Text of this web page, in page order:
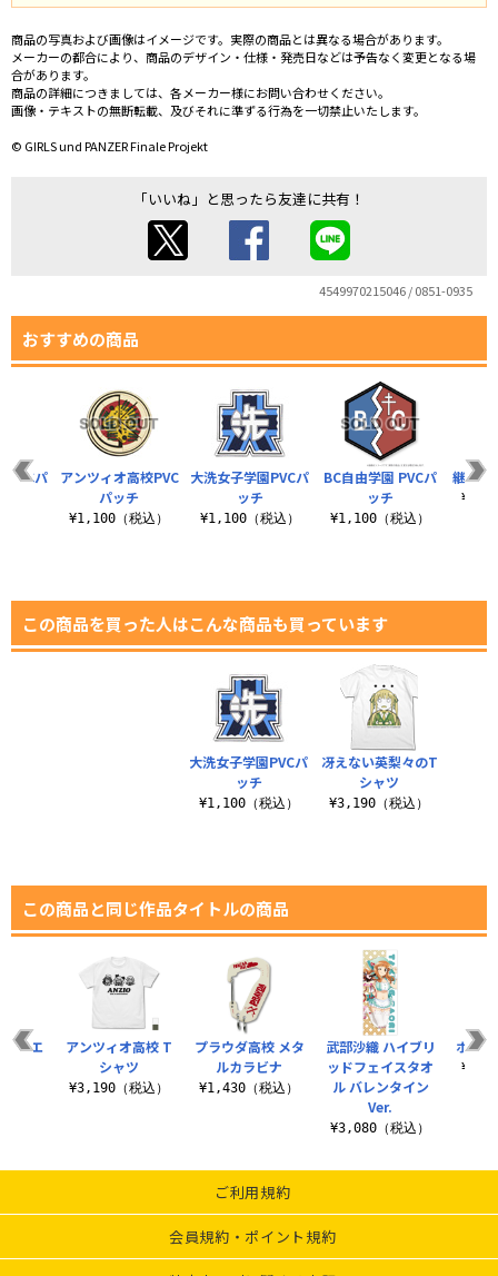
商品の写真および画像はイメージです。実際の商品とは異なる場合があります。
メーカーの都合により、商品のデザイン・仕様・発売日などは予告なく変更となる場
合があります。
商品の詳細につきましては、各メーカー様にお問い合わせください。
画像・テキストの無断転載、及びそれに準ずる行為を一切禁止いたします。
© GIRLS und PANZER Finale Projekt
「いいね」と思ったら友達に共有！
4549970215046 / 0851-0935
おすすめの商品
大洗女子学園PVCパ
ッチ
¥1,100（税込）
BC自由学園 PVCパ
ッチ
¥1,100（税込）
継続高
PVCパ
アンツィオ高校PVC
パッチ
¥1,100（税込）
この商品を買った人はこんな商品も買っています
大洗女子学園PVCパ
ッチ
¥1,100（税込）
冴えない英梨々のT
シャツ
¥3,190（税込）
この商品と同じ作品タイトルの商品
プラウダ高校 メタ
ルカラビナ
¥1,430（税込）
武部沙織 ハイブリ
ッドフェイスタオ
ル バレンタイン
Ver.
¥3,080（税込）
ボコ
ム エ
アンツィオ高校 T
シャツ
¥3,190（税込）
ご利用規約
会員規約・ポイント規約